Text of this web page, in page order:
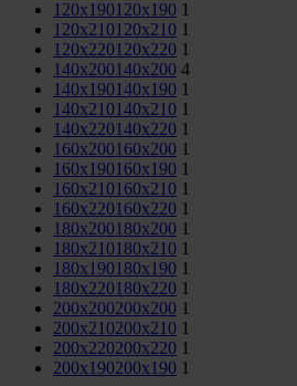
120x190120x190 1
120x210120x210 1
120x220120x220 1
140x200140x200 4
140x190140x190 1
140x210140x210 1
140x220140x220 1
160x200160x200 1
160x190160x190 1
160x210160x210 1
160x220160x220 1
180x200180x200 1
180x210180x210 1
180x190180x190 1
180x220180x220 1
200x200200x200 1
200x210200x210 1
200x220200x220 1
200x190200x190 1